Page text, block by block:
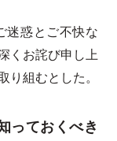
迷惑とご不快な
くお詫び申し上
組むとした。
っておくべき